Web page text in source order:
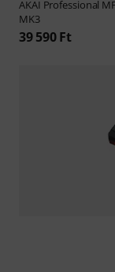
AKAI Professional
MK3
39 590 Ft